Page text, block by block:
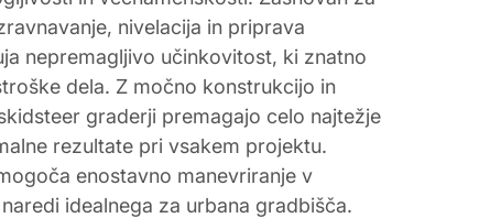
nivelacija in priprava
nepremagljivo učinkovitost, ki znatno
dela. Z močno konstrukcijo in
graderji premagajo celo najtežje
rezultate pri vsakem projektu.
enostavno manevriranje v
idealnega za urbana gradbišča.